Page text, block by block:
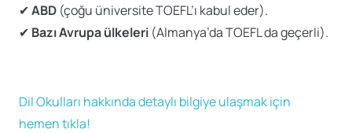
✔ABD (çoğu üniversite TOEFL’ı kabul eder).
✔ Bazı Avrupa ülkeleri (Almanya’da TOEFL da geçerli).
Dil Okulları hakkında detaylı bilgiye ulaşmak için
hemen tıkla!